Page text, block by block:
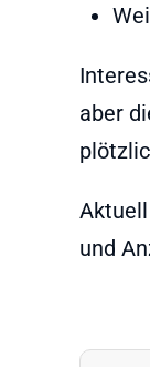
aber
und